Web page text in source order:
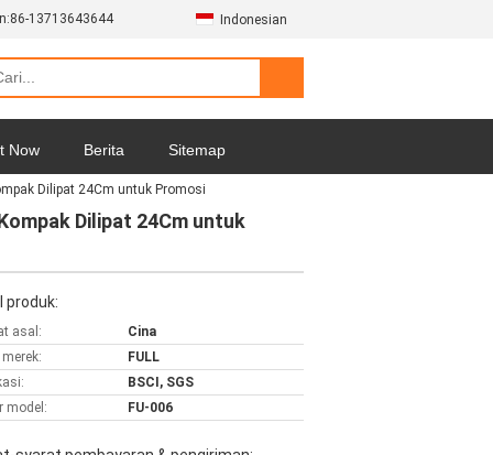
86-13713643644 Indonesian
Now Berita Sitemap
Dilipat 24Cm untuk Promosi
Dilipat 24Cm untuk
produk:
asal:
Cina
FULL
BSCI, SGS
model:
FU-006